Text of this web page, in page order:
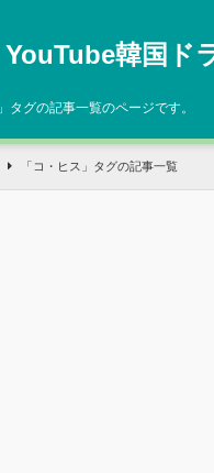
YouTube韓国ド
」タグの記事一覧のページです。
「 コ・ヒス 」タグの記事一覧